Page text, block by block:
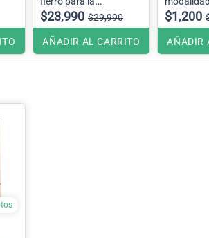
instalación
$23,990 $29,990
AÑADIR AL CARRITO
$1,200
AÑADIR